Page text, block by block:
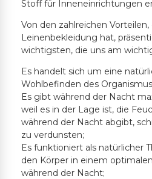
Stoff für Inneneinrichtungen
Von den zahlreichen Vorteilen,
Leinenbekleidung hat,
wichtigsten, die uns am
Es handelt sich um eine
Wohlbefinden des
Es gibt während der Nacht
weil es in der Lage ist, die
während der Nacht abgibt,
zu verdunsten;
Es funktioniert als natürlicher
den Körper in einem
während der Nacht;